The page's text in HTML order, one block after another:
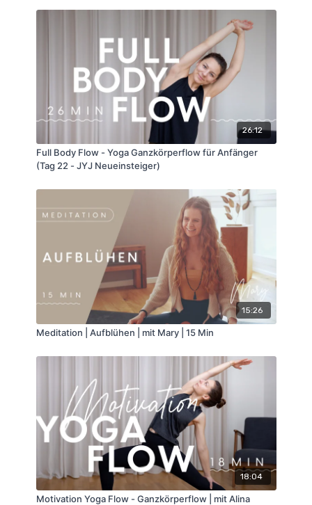
26:12
Full Body Flow - Yoga Ganzkörperflow für Anfänger
(Tag 22 - JYJ Neueinsteiger)
15:26
Meditation | Aufblühen | mit Mary | 15 Min
18:04
Motivation Yoga Flow - Ganzkörperflow | mit Alina